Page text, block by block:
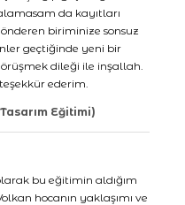
da kayıtları
biriminize sonsuz
geçtiğinde yeni bir
dileği ile inşallah.
ederim.
Eğitimi)
bu eğitimin aldığım
hocanın yaklaşımı ve